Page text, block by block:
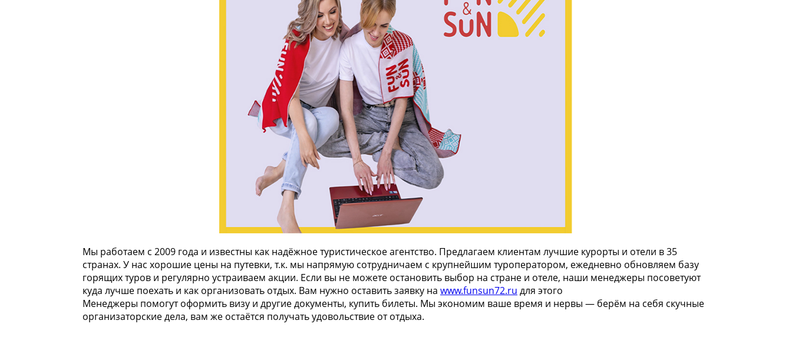
Мы работаем с 2009 года и известны как надёжное туристическое агентство. Предлагаем клиентам лучшие курорты и отели в 35
странах. У нас хорошие цены на путевки, т.к. мы напрямую сотрудничаем с крупнейшим туроператором, ежедневно обновляем базу
горящих туров и регулярно устраиваем акции. Если вы не можете остановить выбор на стране и отеле, наши менеджеры посоветуют
куда лучше поехать и как организовать отдых. Вам нужно оставить заявку на www.funsun72.ru для этого
Менеджеры помогут оформить визу и другие документы, купить билеты. Мы экономим ваше время и нервы — берём на себя скучные
организаторские дела, вам же остаётся получать удовольствие от отдыха.